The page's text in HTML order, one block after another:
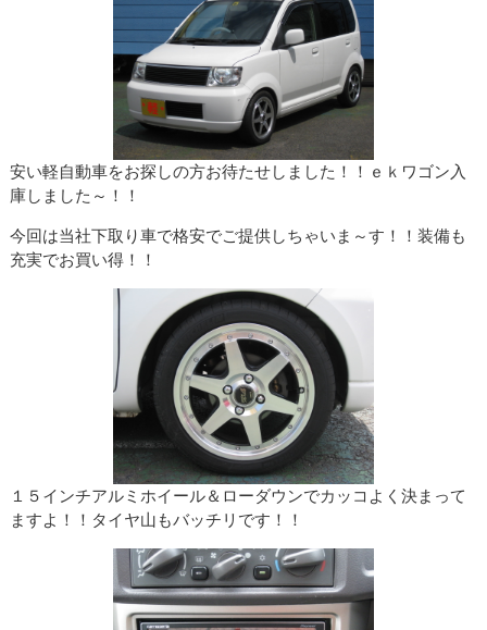
安い軽自動車をお探しの方お待たせしました！！ｅｋワゴン入
庫しました～！！
今回は当社下取り車で格安でご提供しちゃいま～す！！装備も
充実でお買い得！！
１５インチアルミホイール＆ローダウンでカッコよく決まって
ますよ！！タイヤ山もバッチリです！！